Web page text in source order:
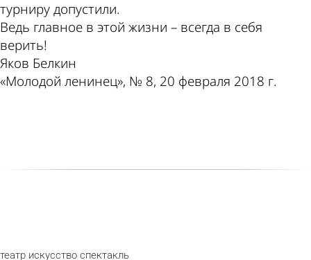
турниру допустили.
Ведь главное в этой жизни – всегда в себя
верить!
Яков Белкин
«Молодой ленинец», № 8, 20 февраля 2018 г.
театр искусство спектакль